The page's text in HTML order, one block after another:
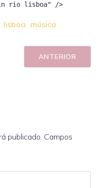
rio lisboa" />
lisboa música
ANTERIOR
publicado. Campos